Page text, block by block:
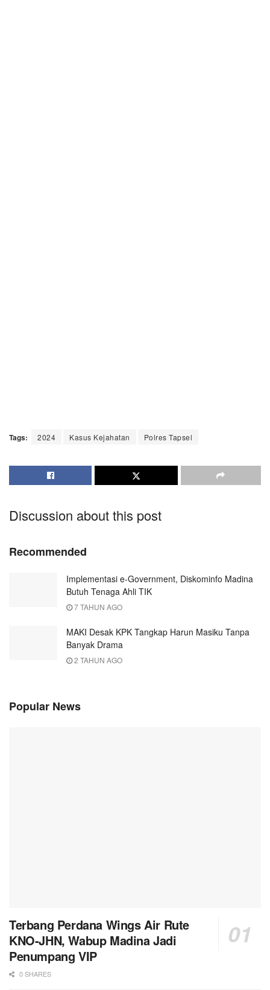
Tags: 2024 Kasus Kejahatan Polres Tapsel
Discussion about this post
Recommended
Implementasi e-Government, Diskominfo Madina
Butuh Tenaga Ahli TIK
7 TAHUN AGO
MAKI Desak KPK Tangkap Harun Masiku Tanpa
Banyak Drama
2 TAHUN AGO
Popular News
Terbang Perdana Wings Air Rute
KNO-JHN, Wabup Madina Jadi
Penumpang VIP
0 SHARES